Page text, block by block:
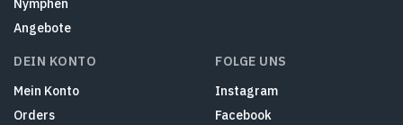
Nymphen
Angebote
DEIN KONTO
Mein Konto
Orders
FOLGE UNS
Instagram
Facebook